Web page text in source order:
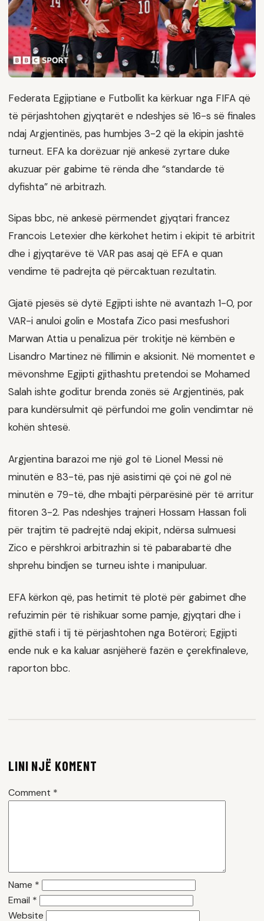
Federata Egjiptiane e Futbollit ka kërkuar nga FIFA që
të përjashtohen gjyqtarët e ndeshjes së 16-s së finales
ndaj Argjentinës, pas humbjes 3-2 që la ekipin jashtë
turneut. EFA ka dorëzuar një ankesë zyrtare duke
akuzuar për gabime të rënda dhe “standarde të
dyfishta” në arbitrazh.
Sipas bbc, në ankesë përmendet gjyqtari francez
Francois Letexier dhe kërkohet hetim i ekipit të arbitrit
dhe i gjyqtarëve të VAR pas asaj që EFA e quan
vendime të padrejta që përcaktuan rezultatin.
Gjatë pjesës së dytë Egjipti ishte në avantazh 1-0, por
VAR-i anuloi golin e Mostafa Zico pasi mesfushori
Marwan Attia u penalizua për trokitje në këmbën e
Lisandro Martinez në fillimin e aksionit. Në momentet e
mëvonshme Egjipti gjithashtu pretendoi se Mohamed
Salah ishte goditur brenda zonës së Argjentinës, pak
para kundërsulmit që përfundoi me golin vendimtar në
kohën shtesë.
Argjentina barazoi me një gol të Lionel Messi në
minutën e 83-të, pas një asistimi që çoi në gol në
minutën e 79-të, dhe mbajti përparësinë për të arritur
fitoren 3-2. Pas ndeshjes trajneri Hossam Hassan foli
për trajtim të padrejtë ndaj ekipit, ndërsa sulmuesi
Zico e përshkroi arbitrazhin si të pabarabartë dhe
shprehu bindjen se turneu ishte i manipuluar.
EFA kërkon që, pas hetimit të plotë për gabimet dhe
refuzimin për të rishikuar some pamje, gjyqtari dhe i
gjithë stafi i tij të përjashtohen nga Botërori; Egjipti
ende nuk e ka kaluar asnjëherë fazën e çerekfinaleve,
raporton bbc.
LINI NJË KOMENT
Comment *
Name *
Email *
Website